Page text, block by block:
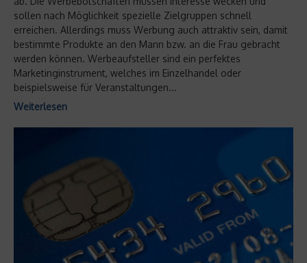
sollen nach Möglichkeit spezielle Zielgruppen schnell
erreichen. Allerdings muss Werbung auch attraktiv sein, damit
bestimmte Produkte an den Mann bzw. an die Frau gebracht
werden können. Werbeaufsteller sind ein perfektes
Marketinginstrument, welches im Einzelhandel oder
beispielsweise für Veranstaltungen...
Weiterlesen